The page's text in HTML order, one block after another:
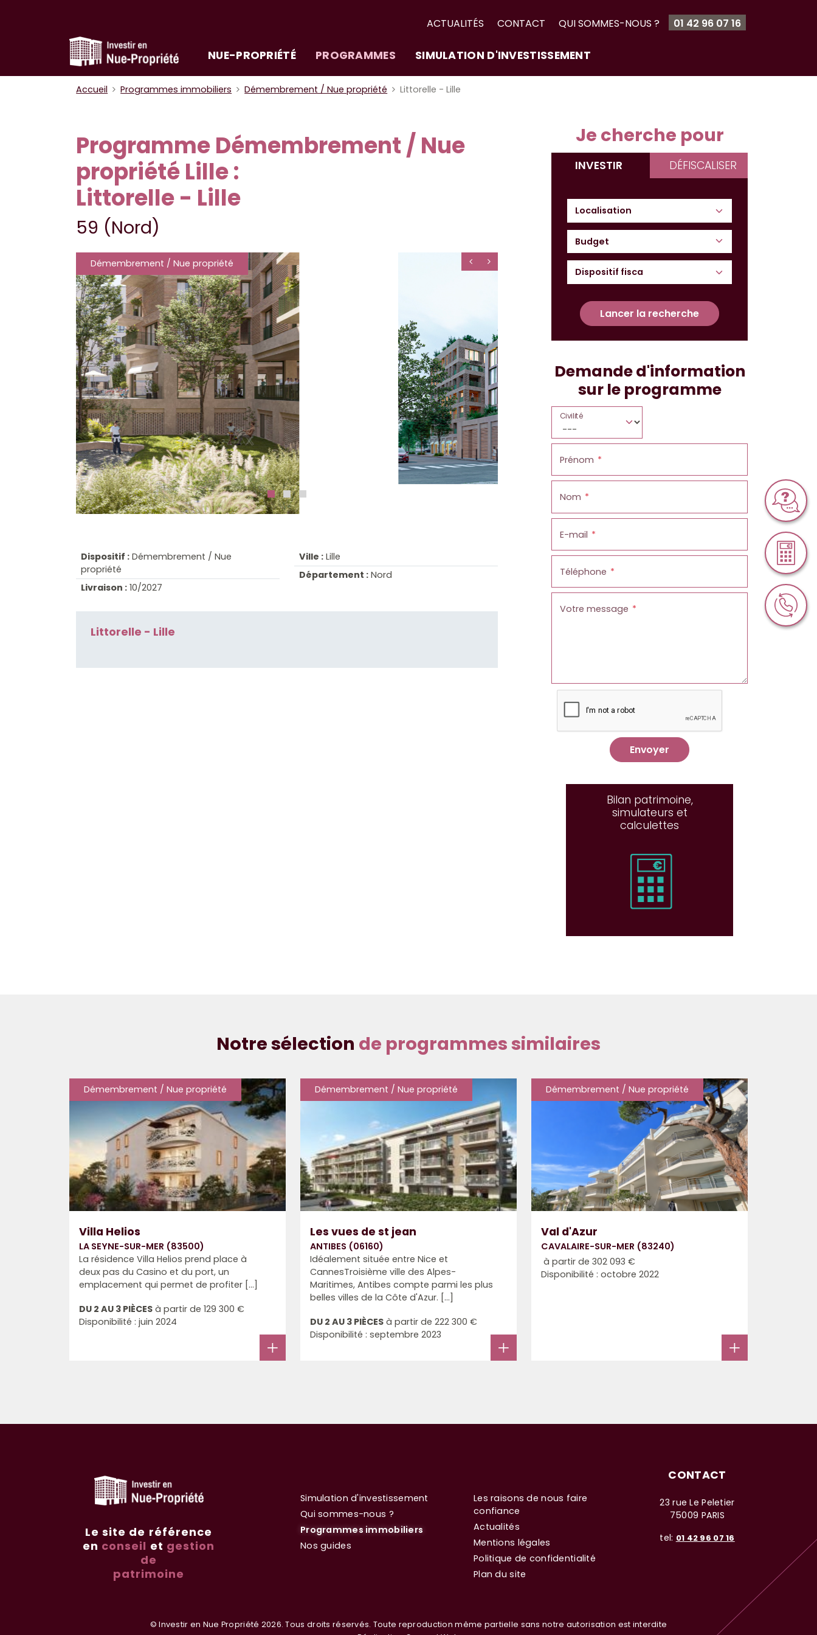
ACTUALITÉS CONTACT QUI SOMMES-NOUS ? 01 42 96 07 16
NUE-PROPRIÉTÉ PROGRAMMES SIMULATION D'INVESTISSEMENT
Accueil Programmes immobiliers Démembrement / Nue propriété Littorelle - Lille
Programme Démembrement / Nue
propriété Lille :
Littorelle - Lille
59 (Nord)
Démembrement / Nue propriété
Dispositif : Démembrement / Nue
propriété
Livraison : 10/2027
Ville : Lille
Département : Nord
Littorelle - Lille
Je cherche pour
INVESTIR DÉFISCALISER
Budget
Lancer la recherche
Demande d'information
sur le programme
Civilité
Prénom
Nom
E-mail
Téléphone
Votre message
Envoyer
Bilan patrimoine,
simulateurs et
calculettes
Notre sélection de programmes similaires
Démembrement / Nue propriété
Villa Helios
LA SEYNE-SUR-MER (83500)
La résidence Villa Helios prend place à
deux pas du Casino et du port, un
emplacement qui permet de profiter [...]
DU 2 AU 3 PIÈCES à partir de 129 300 €
Disponibilité : juin 2024
Démembrement / Nue propriété
Les vues de st jean
ANTIBES (06160)
Idéalement située entre Nice et
CannesTroisième ville des Alpes-
Maritimes, Antibes compte parmi les plus
belles villes de la Côte d'Azur. [...]
DU 2 AU 3 PIÈCES à partir de 222 300 €
Disponibilité : septembre 2023
Démembrement / Nue propriété
Val d'Azur
CAVALAIRE-SUR-MER (83240)
à partir de 302 093 €
Disponibilité : octobre 2022
Le site de référence
en conseil et gestion
de
patrimoine
Simulation d'investissement
Qui sommes-nous ?
Programmes immobiliers
Nos guides
Les raisons de nous faire
confiance
Actualités
Mentions légales
Politique de confidentialité
Plan du site
CONTACT
23 rue Le Peletier
75009 PARIS
tel: 01 42 96 07 16
© Investir en Nue Propriété 2026. Tous droits réservés. Toute reproduction même partielle sans notre autorisation est interdite